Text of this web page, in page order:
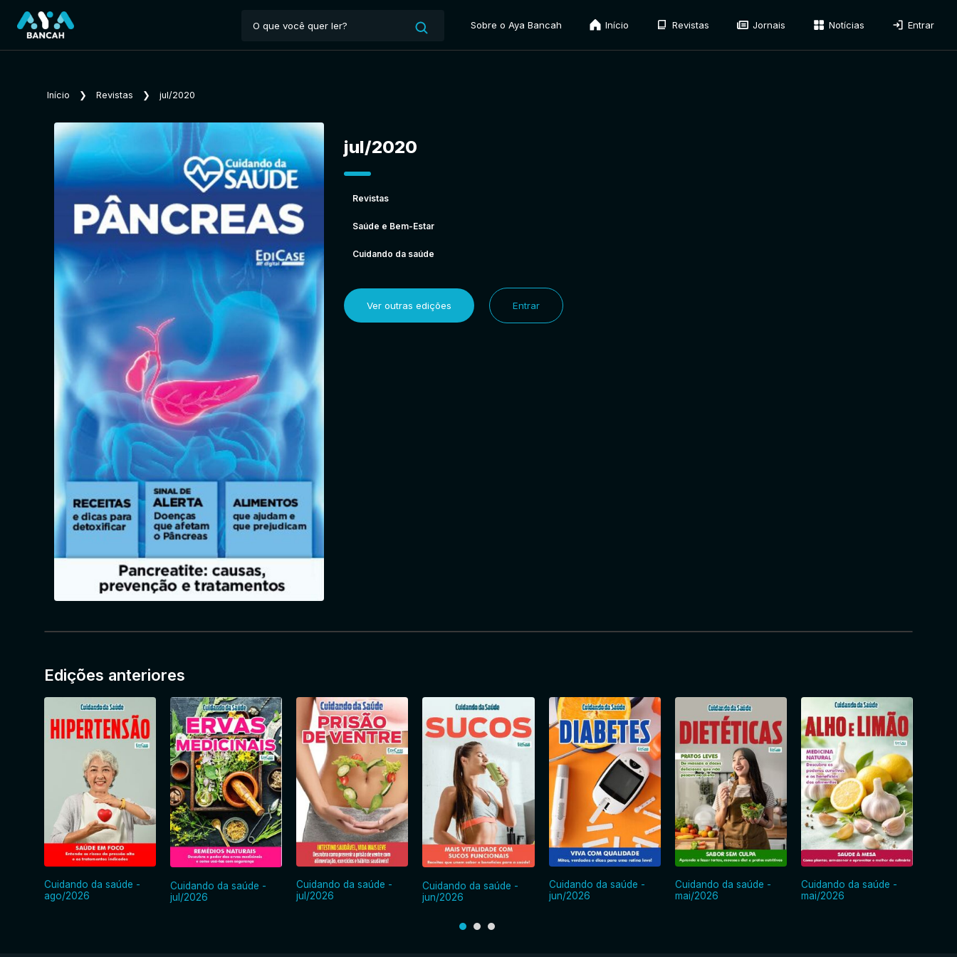
Sobre o Aya Bancah Início Revistas Jornais Notícias Entrar
Início ❯ Revistas ❯ jul/2020
jul/2020
Revistas
Saúde e Bem-Estar
Cuidando da saúde
Ver outras edições Entrar
Edições anteriores
Cuidando da saúde -
ago/2026
Cuidando da saúde -
jul/2026
Cuidando da saúde -
jul/2026
Cuidando da saúde -
jun/2026
Cuidando da saúde -
jun/2026
Cuidando da saúde -
mai/2026
Cuidando da saúde -
mai/2026